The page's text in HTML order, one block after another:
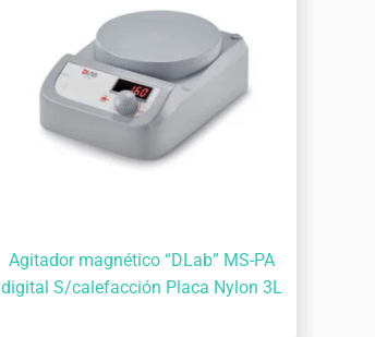
Agitador magnético “DLab” MS-PA
digital S/calefacción Placa Nylon 3L